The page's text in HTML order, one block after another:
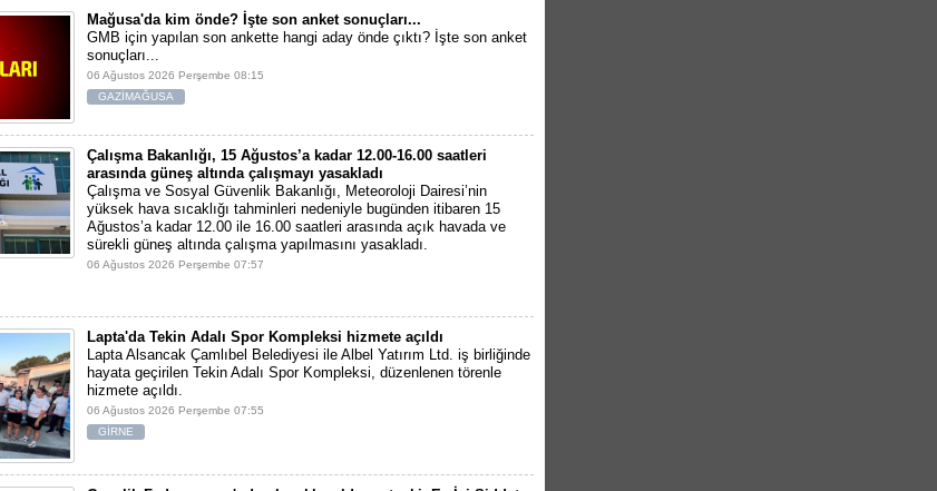
Mağusa'da kim önde? İşte son anket sonuçları...
GMB için yapılan son ankette hangi aday önde çıktı? İşte son anket
sonuçları...
06 Ağustos 2026 Perşembe 08:15
GAZİMAĞUSA
Çalışma Bakanlığı, 15 Ağustos’a kadar 12.00-16.00 saatleri
arasında güneş altında çalışmayı yasakladı
Çalışma ve Sosyal Güvenlik Bakanlığı, Meteoroloji Dairesi’nin
yüksek hava sıcaklığı tahminleri nedeniyle bugünden itibaren 15
Ağustos’a kadar 12.00 ile 16.00 saatleri arasında açık havada ve
sürekli güneş altında çalışma yapılmasını yasakladı.
06 Ağustos 2026 Perşembe 07:57
Lapta'da Tekin Adalı Spor Kompleksi hizmete açıldı
Lapta Alsancak Çamlıbel Belediyesi ile Albel Yatırım Ltd. iş birliğinde
hayata geçirilen Tekin Adalı Spor Kompleksi, düzenlenen törenle
hizmete açıldı.
06 Ağustos 2026 Perşembe 07:55
GİRNE